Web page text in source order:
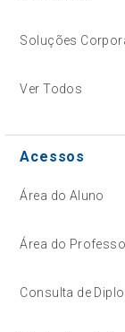
Soluções
Ver Todos
Acessos
Área do Aluno
Área do
Consulta de